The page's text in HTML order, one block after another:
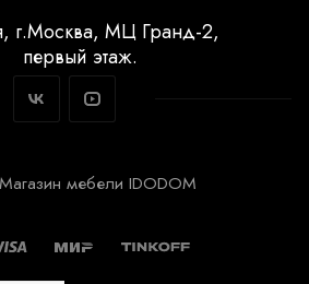
г.Москва, МЦ Гранд-2,
первый этаж.
мебели IDODOM